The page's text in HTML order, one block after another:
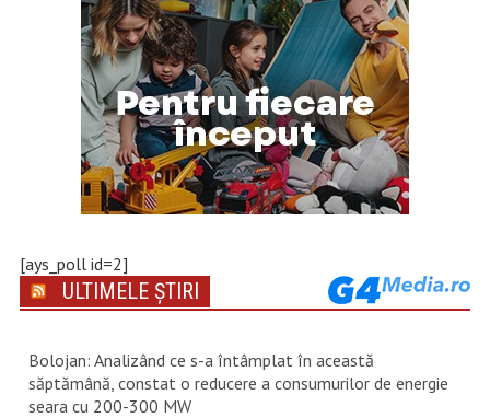
[ays_poll id=2]
ULTIMELE ȘTIRI
Bolojan: Analizând ce s-a întâmplat în această
săptămână, constat o reducere a consumurilor de energie
seara cu 200-300 MW